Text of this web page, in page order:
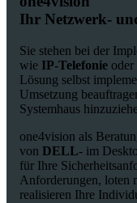
Ihr Netzwerk-
Sie stehen bei der
wie IP-Telefonie oder
Lösung selbst
Umsetzung
Systemhaus
one4vision als
von DELL- im
für Ihre
Anforderungen, loten
realisieren Ihre